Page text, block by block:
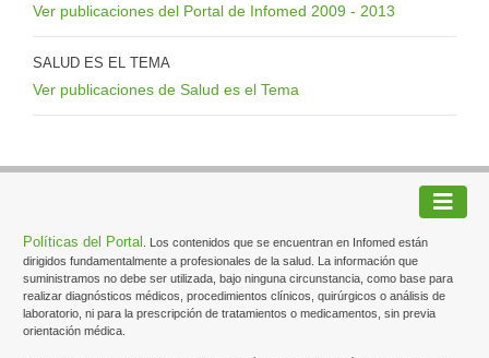
Ver publicaciones del Portal de Infomed 2009 - 2013
SALUD ES EL TEMA
Ver publicaciones de Salud es el Tema
Políticas del Portal
. Los contenidos que se encuentran en Infomed están
dirigidos fundamentalmente a profesionales de la salud. La información que
suministramos no debe ser utilizada, bajo ninguna circunstancia, como base para
realizar diagnósticos médicos, procedimientos clínicos, quirúrgicos o análisis de
laboratorio, ni para la prescripción de tratamientos o medicamentos, sin previa
orientación médica.